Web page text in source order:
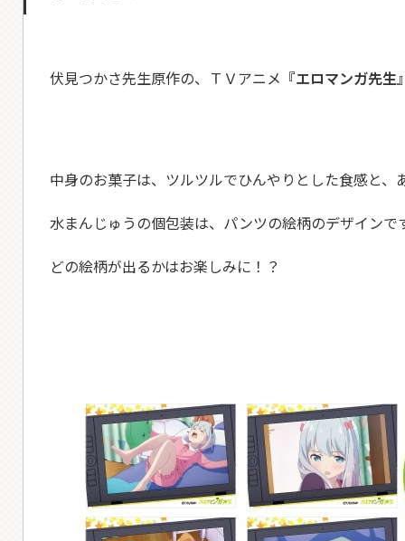
伏見つかさ先生原作の、ＴＶアニメ 『エロマンガ先生
中身のお菓子は、ツルツルでひんやりとした食感と
水まんじゅうの個包装は、パンツの絵柄のデザインで
どの絵柄が出るかはお楽しみに！？